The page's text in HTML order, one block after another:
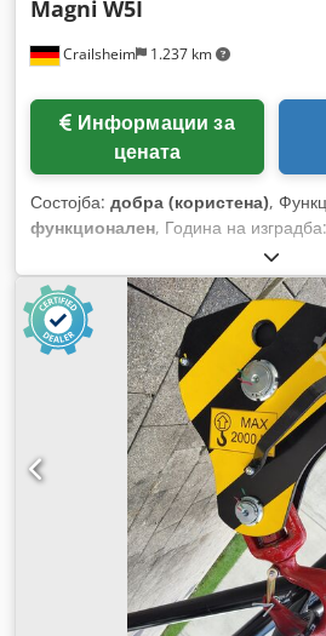
Crailsheim 1.237 km
Magni W5I
цената
Состојба: добра (користена),
функционален, Година на изградба:
1.720 мм
вкупна ширина:1.090 мм, носење